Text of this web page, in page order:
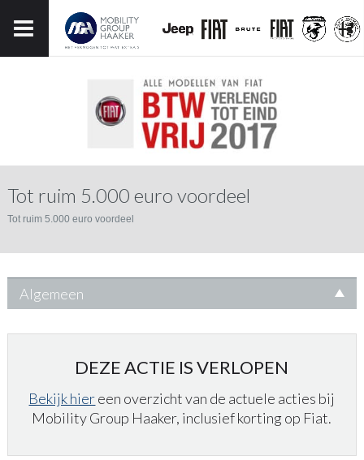
Tot ruim 5.000 euro voordeel
Tot ruim 5.000 euro voordeel
Algemeen
DEZE ACTIE IS VERLOPEN
Bekijk hiereen overzicht van de actuele acties bij
Mobility Group Haaker, inclusief korting op Fiat.